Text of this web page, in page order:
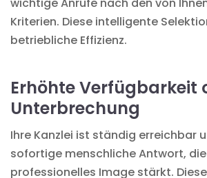
Kriterien. Diese intelligente
betriebliche Effizienz.
Erhöhte Verfügbarkeit
Unterbrechung
Ihre Kanzlei ist ständig erreichbar
sofortige menschliche Antwort,
professionelles Image stärkt.